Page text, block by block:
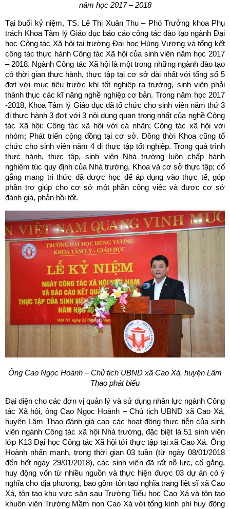
năm học 2017 – 2018
Tại buổi kỷ niệm, TS. Lê Thị Xuân Thu – Phó Trưởng khoa Phụ
trách Khoa Tâm lý Giáo dục báo cáo công tác đào tạo ngành Đại
học Công tác Xã hội tại trường Đại học Hùng Vương và tổng kết
công tác thực hành Công tác Xã hội của sinh viên năm học 2017
– 2018. Ngành Công tác Xã hội là một trong những ngành đào tạo
có thời gian thực hành, thực tập tại cơ sở dài nhất với tổng số 5
đợt với mục tiêu trước khi tốt nghiệp ra trường, sinh viên phải
thành thục các kĩ năng nghề nghiệp cơ bản. Trong năm học 2017
-2018, Khoa Tâm lý Giáo dục đã tổ chức cho sinh viên năm thứ 3
đi thực hành 3 đợt với 3 nội dung quan trọng nhất của nghề Công
tác Xã hội: Công tác xã hội với cá nhân; Công tác xã hội với
nhóm; Phát triển cộng đồng tại cơ sở. Đồng thời Khoa cũng tổ
chức cho sinh viên năm 4 đi thực tập tốt nghiệp. Trong quá trình
thực hành, thực tập, sinh viên Nhà trường luôn chấp hành
nghiêm túc quy định của Nhà trường, Khoa và cơ sở thực tập; cố
gắng mang tri thức đã được học để áp dụng vào thực tế, góp
phần trợ giúp cho cơ sở một phần công việc và được cơ sở
đánh giá, phản hồi tốt.
Ông Cao Ngọc Hoành – Chủ tịch UBND xã Cao Xá, huyện Lâm
Thao phát biểu
Đại diện cho các đơn vị quản lý và sử dụng nhân lực ngành Công
tác Xã hội, ông Cao Ngọc Hoành – Chủ tịch UBND xã Cao Xá,
huyện Lâm Thao đánh giá cao các hoạt động thực tiễn của sinh
viên ngành Công tác xã hội Nhà trường, đặc biệt là 51 sinh viên
lớp K13 Đại học Công tác Xã hội tới thực tập tại xã Cao Xá. Ông
Hoành nhấn mạnh, trong thời gian 03 tuần (từ ngày 08/01/2018
đến hết ngày 29/01/2018), các sinh viên đã rất nỗ lực, cố gắng,
huy động vốn từ nhiều nguồn và thực hiện được 03 dự án có ý
nghĩa cho địa phương, bao gồm tôn tạo nghĩa trang liệt sĩ xã Cao
Xá, tôn tạo khu vực sân sau Trường Tiểu học Cao Xá và tôn tạo
khuôn viên Trường Mầm non Cao Xá với tổng kinh phí huy động